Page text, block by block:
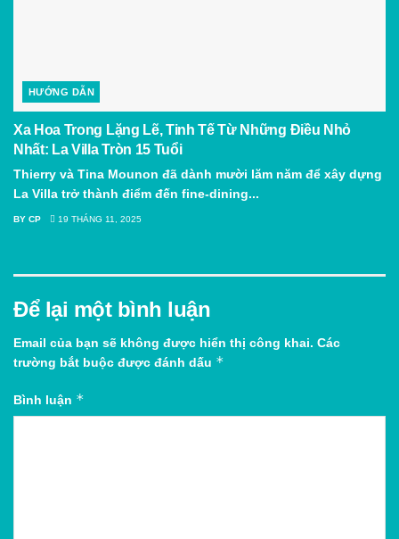
HƯỚNG DẪN
Xa Hoa Trong Lặng Lẽ, Tinh Tế Từ Những Điều Nhỏ
Nhất: La Villa Tròn 15 Tuổi
Thierry và Tina Mounon đã dành mười lăm năm để xây dựng
La Villa trở thành điểm đến fine-dining...
BY CP 19 THÁNG 11, 2025
Để lại một bình luận
Email của bạn sẽ không được hiển thị công khai. Các
trường bắt buộc được đánh dấu *
Bình luận *